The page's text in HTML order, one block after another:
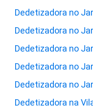
Dedetizadora no
Dedetizadora no
Dedetizadora no
Dedetizadora no
Dedetizadora no
Dedetizadora na